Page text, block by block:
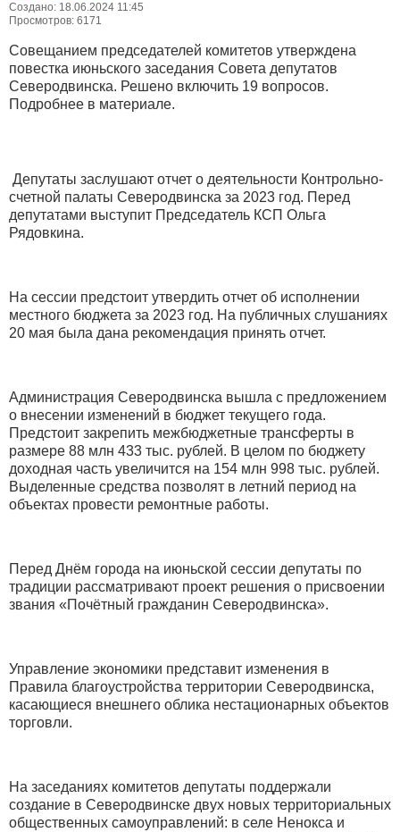
Создано: 18.06.2024 11:45
Просмотров: 6171
Совещанием председателей комитетов утверждена
повестка июньского заседания Совета депутатов
Северодвинска. Решено включить 19 вопросов.
Подробнее в материале.
Депутаты заслушают отчет о деятельности Контрольно-
счетной палаты Северодвинска за 2023 год. Перед
депутатами выступит Председатель КСП Ольга
Рядовкина.
На сессии предстоит утвердить отчет об исполнении
местного бюджета за 2023 год. На публичных слушаниях
20 мая была дана рекомендация принять отчет.
Администрация Северодвинска вышла с предложением
о внесении изменений в бюджет текущего года.
Предстоит закрепить межбюджетные трансферты в
размере 88 млн 433 тыс. рублей. В целом по бюджету
доходная часть увеличится на 154 млн 998 тыс. рублей.
Выделенные средства позволят в летний период на
объектах провести ремонтные работы.
Перед Днём города на июньской сессии депутаты по
традиции рассматривают проект решения о присвоении
звания «Почётный гражданин Северодвинска».
Управление экономики представит изменения в
Правила благоустройства территории Северодвинска,
касающиеся внешнего облика нестационарных объектов
торговли.
На заседаниях комитетов депутаты поддержали
создание в Северодвинске двух новых территориальных
общественных самоуправлений: в селе Ненокса и